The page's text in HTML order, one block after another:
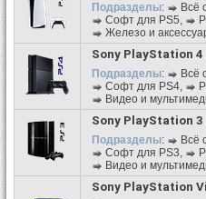
Подразделы: Всё
Софт для PS5,
Железо и
Sony PlayStation 4
Подразделы: Всё
Софт для PS4,
Видео и
Sony PlayStation 3
Подразделы: Всё
Софт для PS3,
Видео и
Sony PlayStation